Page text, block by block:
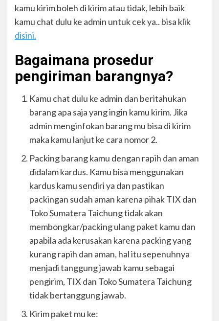
kamu kirim boleh di kirim atau tidak, lebih baik
kamu chat dulu ke admin untuk cek ya.. bisa klik
disini.
Bagaimana prosedur
pengiriman barangnya?
Kamu chat dulu ke admin dan beritahukan
barang apa saja yang ingin kamu kirim. Jika
admin menginfokan barang mu bisa di kirim
maka kamu lanjut ke cara nomor 2.
Packing barang kamu dengan rapih dan aman
didalam kardus. Kamu bisa menggunakan
kardus kamu sendiri ya dan pastikan
packingan sudah aman karena pihak TIX dan
Toko Sumatera Taichung tidak akan
membongkar/packing ulang paket kamu dan
apabila ada kerusakan karena packing yang
kurang rapih dan aman, hal itu sepenuhnya
menjadi tanggung jawab kamu sebagai
pengirim, TIX dan Toko Sumatera Taichung
tidak bertanggung jawab.
Kirim paket mu ke: